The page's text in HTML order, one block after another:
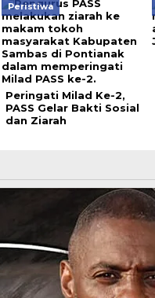
Peristiwa
Peringati Milad Ke-2,
PASS Gelar Bakti Sosial
dan Ziarah